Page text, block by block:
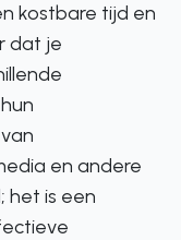
kostbare tijd en
dat je
en andere
het is een